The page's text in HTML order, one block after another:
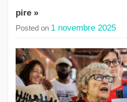
pire »
Posted on 1 novembre 2025